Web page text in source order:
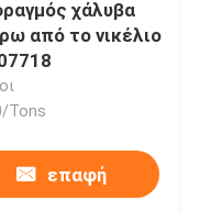
χάλυβα
από το νικέλιο
Tons
επαφή